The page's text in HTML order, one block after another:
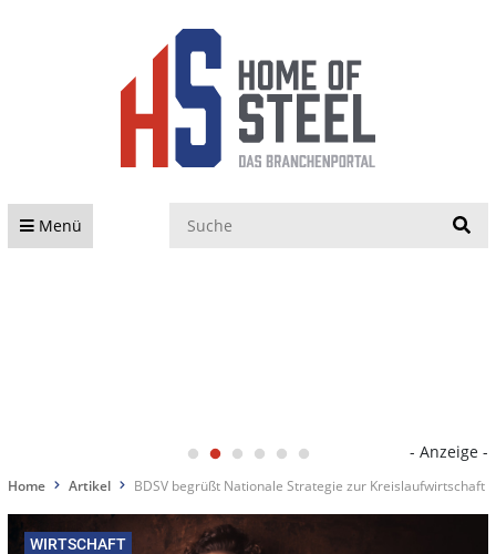
Menü
- Anzeige -
Home Artikel BDSV begrüßt Nationale Strategie zur Kreislaufwirtschaft
WIRTSCHAFT